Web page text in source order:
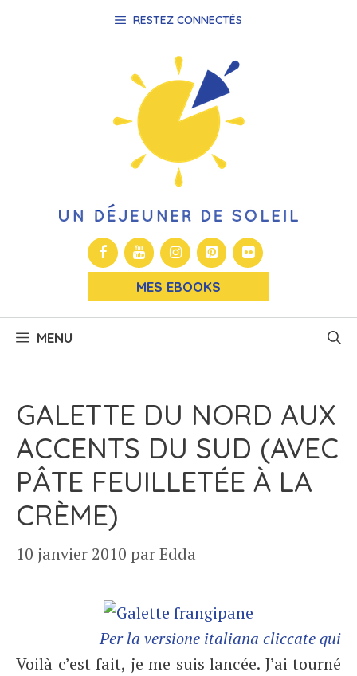
RESTEZ CONNECTÉS
MES EBOOKS
MENU
GALETTE DU NORD AUX
ACCENTS DU SUD (AVEC
PÂTE FEUILLETÉE À LA
CRÈME)
10 janvier 2010 parEdda
Per la versione italiana cliccate qui
Voilà c’est fait, je me suis lancée. J’ai tourné